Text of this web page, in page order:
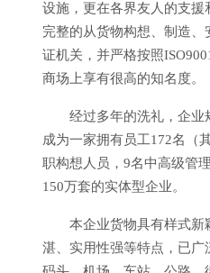
设施，更在各界友人的支援
完整的从货物构想、制造
证机关，并严格按照
商场上享有很高的知名度。
经过多年的洗礼，企业
成为一家拥有员工172名（
职构想人员，9名中高级管
150万套的实体型企业。
本企业货物具有样式
湛、实用性强等特点，已广